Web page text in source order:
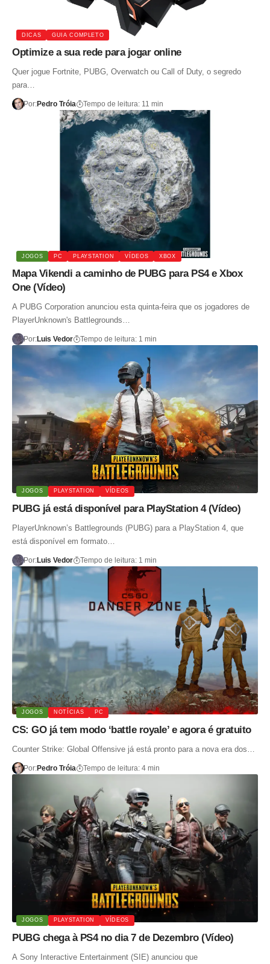
DICAS GUIA COMPLETO
Optimize a sua rede para jogar online
Quer jogue Fortnite, PUBG, Overwatch ou Call of Duty, o segredo
para…
Por:Pedro Tróia Tempo de leitura: 11 min
JOGOS PC PLAYSTATION VÍDEOS XBOX
Mapa Vikendi a caminho de PUBG para PS4 e Xbox
One (Vídeo)
A PUBG Corporation anunciou esta quinta-feira que os jogadores de
PlayerUnknown's Battlegrounds…
Por:Luis Vedor Tempo de leitura: 1 min
JOGOS PLAYSTATION VÍDEOS
PUBG já está disponível para PlayStation 4 (Vídeo)
PlayerUnknown’s Battlegrounds (PUBG) para a PlayStation 4, que
está disponível em formato…
Por:Luis Vedor Tempo de leitura: 1 min
JOGOS NOTÍCIAS PC
CS: GO já tem modo ‘battle royale’ e agora é gratuito
Counter Strike: Global Offensive já está pronto para a nova era dos…
Por:Pedro Tróia Tempo de leitura: 4 min
JOGOS PLAYSTATION VÍDEOS
PUBG chega à PS4 no dia 7 de Dezembro (Vídeo)
A Sony Interactive Entertainment (SIE) anunciou que